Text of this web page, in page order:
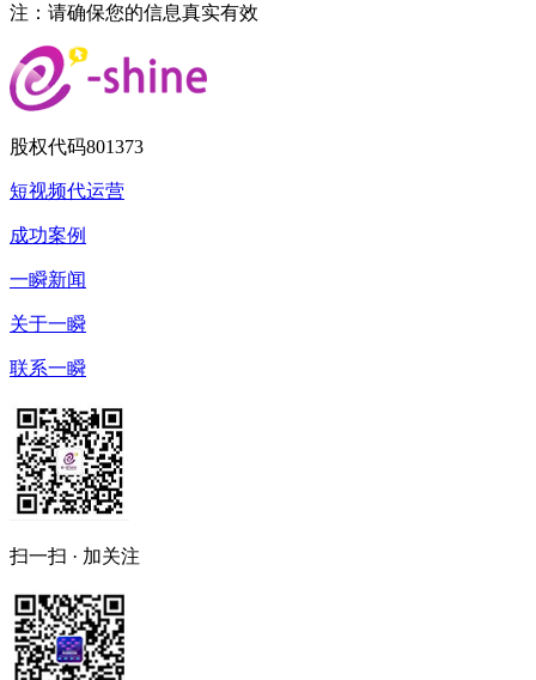
注：请确保您的信息真实有效
股权代码801373
短视频代运营
成功案例
一瞬新闻
关于一瞬
联系一瞬
扫一扫 · 加关注